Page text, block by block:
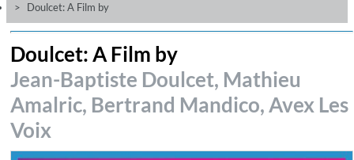
Videos
Doulcet: A Film by
Doulcet: A Film by
Jean-Baptiste Doulcet, Mathieu
Amalric, Bertrand Mandico, Avex Les
Voix